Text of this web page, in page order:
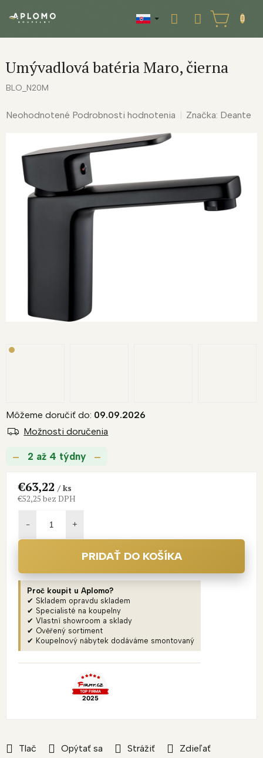
NÁKUPNÝ
KOŠÍK
Umývadlová batéria Maro, čierna
BLO_N20M
Priemerné
Neohodnotené Podrobnosti hodnotenia Značka: Deante
2 až 4 týdny
Môžeme doručiť do: 09.09.2026
Možnosti doručenia
Tlač Opýtať sa Strážiť Zdieľať
€63,22/ ks
€52,25 bez DPH
PRIDAŤ DO KOŠÍKA
Proč koupit u Aplomo?
✔ Skladem opravdu skladem
✔ Specialisté na koupelny
✔ Vlastní showroom a sklady
✔ Ověřený sortiment
✔ Koupelnový nábytek dodáváme smontovaný